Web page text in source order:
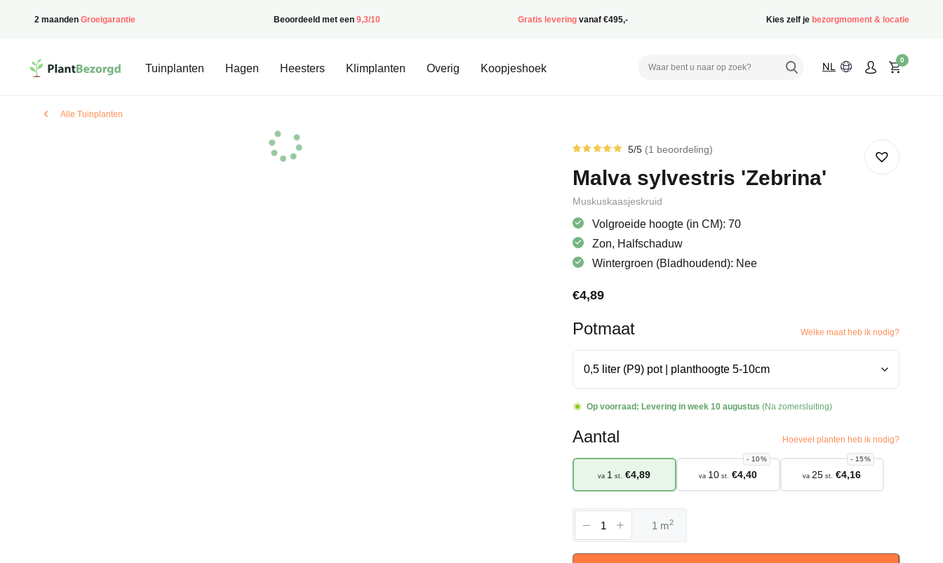
2 maanden Groeigarantie Beoordeeld met een 9,3/10 Gratis levering vanaf €495,- Kies zelf je bezorgmoment & locatie
PlantBezorgd
Tuinplanten Hagen Heesters Klimplanten Overig Koopjeshoek NL
0
Alle Tuinplanten
op 5
gebaseerd
op
klantbeoordeling
5/5 1 beoordeling
Malva sylvestris 'Zebrina'
Muskuskaasjeskruid
Volgroeide hoogte (in CM): 70
Zon, Halfschaduw
Wintergroen (Bladhoudend): Nee
€4,89
Potmaat Welke maat heb ik nodig?
Op voorraad: Levering in week 10 augustus (Na zomersluiting)
Aantal Hoeveel planten heb ik nodig?
va 1 st. €4,89 va 10 st. €4,40
10%
va 25 st. €4,16
15%
Malva
sylvestris
m2